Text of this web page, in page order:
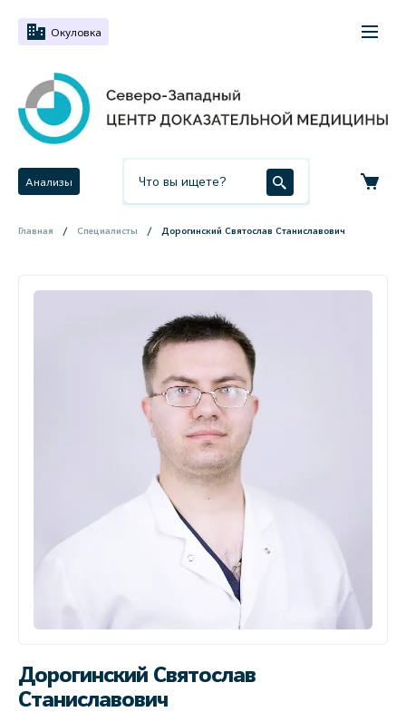
Окуловка
Анализы
Главная Специалисты Дорогинский Святослав Станиславович
Дорогинский Святослав
Станиславович